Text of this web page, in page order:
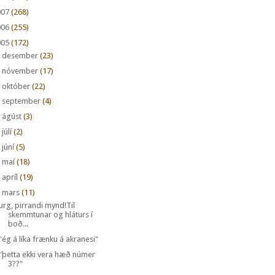
(268)
(255)
(172)
desember (23)
nóvember (17)
október (22)
september (4)
ágúst (3)
júlí (2)
júní (5)
maí (18)
apríl (19)
mars (11)
pirrandi mynd!Til
skemmtunar og hláturs í
boð...
"ég á líka frænku á akranesi"
"þetta ekki vera hæð númer
3??"